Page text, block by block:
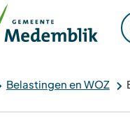
Belastingen en WOZ